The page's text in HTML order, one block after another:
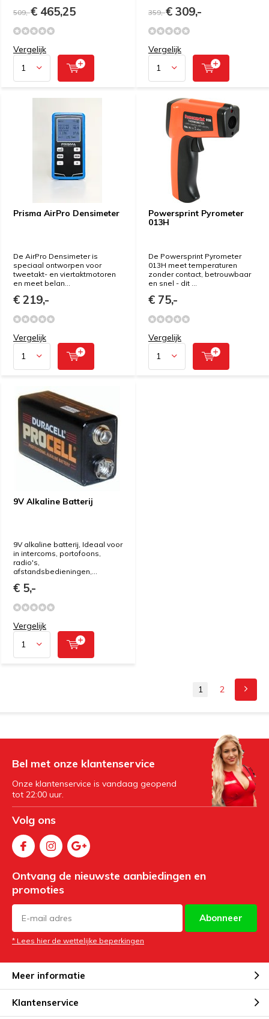
509,-€ 465,25
Vergelijk
359,-€ 309,-
Vergelijk
Prisma AirPro Densimeter
De AirPro Densimeter is
speciaal ontworpen voor
tweetakt- en viertaktmotoren
en meet belan...
€ 219,-
Vergelijk
Powersprint Pyrometer
013H
De Powersprint Pyrometer
013H meet temperaturen
zonder contact, betrouwbaar
en snel - dit ...
€ 75,-
Vergelijk
9V Alkaline Batterij
9V alkaline batterij, Ideaal voor
in intercoms, portofoons,
radio's,
afstandsbedieningen,...
€ 5,-
Vergelijk
1 2
Bel met onze klantenservice
Onze klantenservice is vandaag geopend
tot 22:00 uur.
Volg ons
Ontvang de nieuwste aanbiedingen en
promoties
Abonneer
* Lees hier de wettelijke beperkingen
Meer informatie
Klantenservice